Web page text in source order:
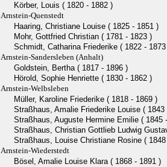
Körber, Louis ( 1820 - 1882 )
Arnstein-Quenstedt
Haaring, Christiane Louise ( 1825 - 1851 )
Mohr, Gottfried Christian ( 1781 - 1823 )
Schmidt, Catharina Friederike ( 1822 -
Arnstein-Sandersleben (Anhalt)
Goldstein, Bertha ( 1817 - 1896 )
Hörold, Sophie Henriette ( 1830 - 1862 )
Arnstein-Welbsleben
Müller, Karoline Friederike ( 1818 - 1869 )
Straßhaus, Amalie Friederike Louise ( 1843
Straßhaus, Auguste Hermine Emilie ( 1845
Straßhaus, Christian Gottlieb Ludwig
Straßhaus, Louise Christiane Rosine (
Arnstein-Wiederstedt
Bösel, Amalie Louise Klara ( 1868 - 1891 )